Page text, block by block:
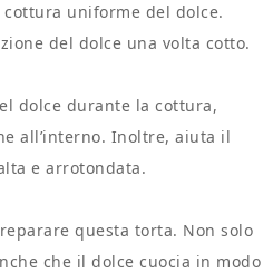
uniforme del dolce.
del dolce una volta cotto.
dolce durante la cottura,
all’interno. Inoltre, aiuta il
e arrotondata.
questa torta. Non solo
che il dolce cuocia in modo